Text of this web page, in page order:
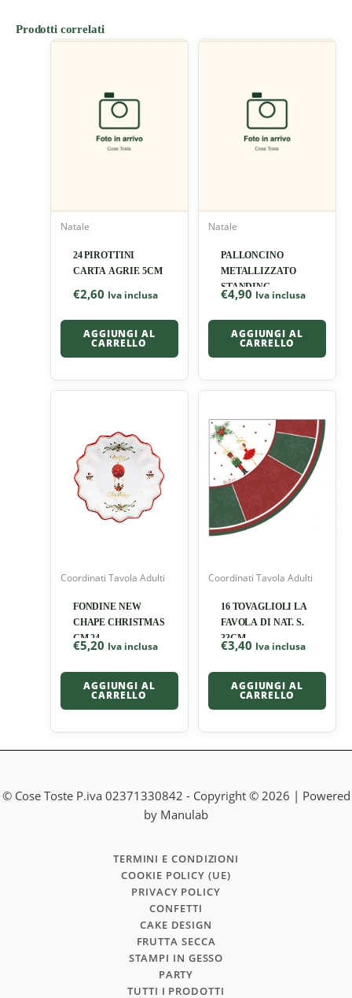
Prodotti correlati
Natale
24 PIROTTINI
CARTA AGRIF. 5CM
€2,60 Iva inclusa
AGGIUNGI AL
CARRELLO
Natale
PALLONCINO
METALLIZZATO
STANDING
€4,90 Iva inclusa
AGGIUNGI AL
CARRELLO
Coordinati Tavola Adulti
FONDINE NEW
CHAPE CHRISTMAS
CM 24
€5,20 Iva inclusa
AGGIUNGI AL
CARRELLO
Coordinati Tavola Adulti
16 TOVAGLIOLI LA
FAVOLA DI NAT. S.
33CM
€3,40 Iva inclusa
AGGIUNGI AL
CARRELLO
© Cose Toste P.iva 02371330842 - Copyright © 2026 | Powered
by Manulab
TERMINI E CONDIZIONI
COOKIE POLICY (UE)
PRIVACY POLICY
CONFETTI
CAKE DESIGN
FRUTTA SECCA
STAMPI IN GESSO
PARTY
TUTTI I PRODOTTI